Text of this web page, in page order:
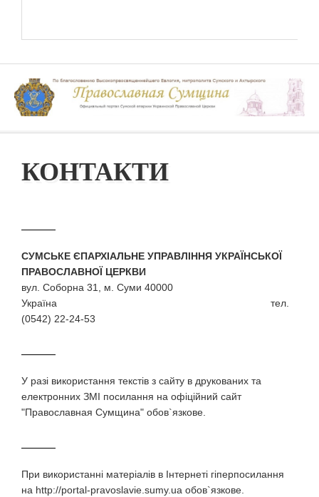
КОНТАКТИ
СУМСЬКЕ ЄПАРХІАЛЬНЕ УПРАВЛІННЯ УКРАЇНСЬКОЇ
ПРАВОСЛАВНОЇ ЦЕРКВИ
вул. Соборна 31, м. Суми 40000
Україна тел.
(0542) 22-24-53
У разi використання текстiв з сайту в друкованих та
електронних ЗМI посилання на офіційний сайт
"Православная Сумщина" обов`язкове.
При використаннi матерiалiв в Iнтернетi гiперпосилання
на http://portal-pravoslavie.sumy.ua обов`язкове.